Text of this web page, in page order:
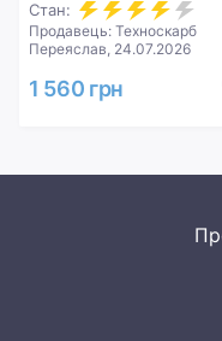
Стан:
Продавець: Техноскарб
Переяслав, 24.07.2026
1 560 грн